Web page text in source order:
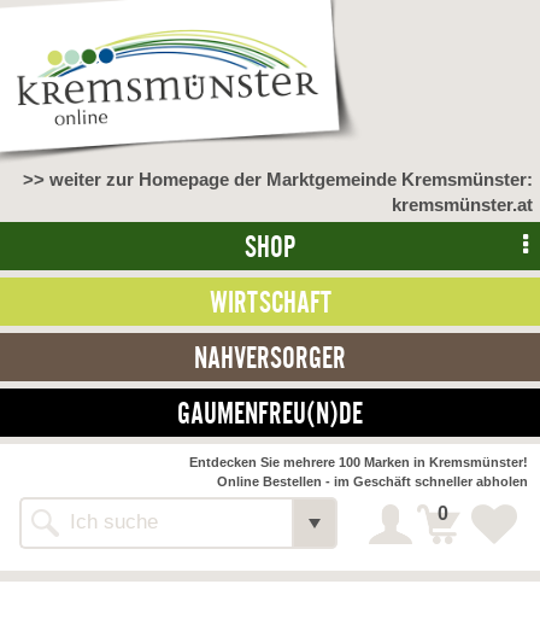
>> weiter zur Homepage der Marktgemeinde Kremsmünster:
kremsmünster.at
SHOP
WIRTSCHAFT
NAHVERSORGER
GAUMENFREU(N)DE
Shop
Entdecken Sie mehrere 100 Marken in Kremsmünster!
Online Bestellen - im Geschäft schneller abholen
0